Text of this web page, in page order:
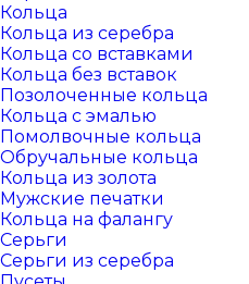
Кольца
Кольца из серебра
Кольца со вставками
Кольца без вставок
Позолоченные кольца
Кольца с эмалью
Помолвочные кольца
Обручальные кольца
Кольца из золота
Мужские печатки
Кольца на фалангу
Серьги
Серьги из серебра